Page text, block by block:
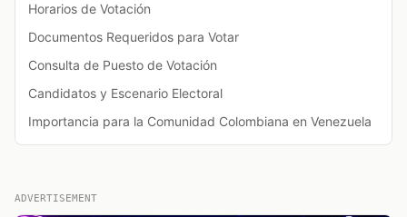
Horarios de Votación
Documentos Requeridos para Votar
Consulta de Puesto de Votación
Candidatos y Escenario Electoral
Importancia para la Comunidad Colombiana en Venezuela
ADVERTISEMENT